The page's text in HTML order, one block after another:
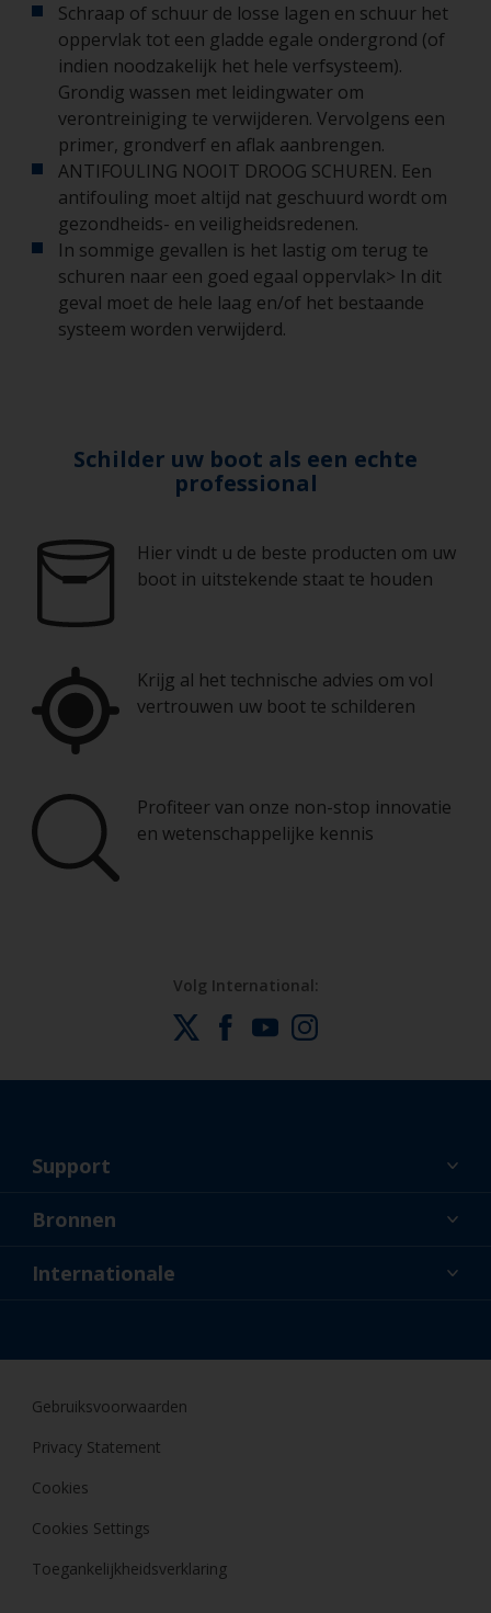
Schraap of schuur de losse lagen en schuur het
oppervlak tot een gladde egale ondergrond (of
indien noodzakelijk het hele verfsysteem).
Grondig wassen met leidingwater om
verontreiniging te verwijderen. Vervolgens een
primer, grondverf en aflak aanbrengen.
ANTIFOULING NOOIT DROOG SCHUREN. Een
antifouling moet altijd nat geschuurd wordt om
gezondheids- en veiligheidsredenen.
In sommige gevallen is het lastig om terug te
schuren naar een goed egaal oppervlak> In dit
geval moet de hele laag en/of het bestaande
systeem worden verwijderd.
Schilder uw boot als een echte
professional
Hier vindt u de beste producten om uw
boot in uitstekende staat te houden
Krijg al het technische advies om vol
vertrouwen uw boot te schilderen
Profiteer van onze non-stop innovatie
en wetenschappelijke kennis
Volg International:
Support
Over ons
Bronnen
Nieuws
Internationale
Gebruiksvoorwaarden
Privacy Statement
Cookies
Cookies Settings
Toegankelijkheidsverklaring